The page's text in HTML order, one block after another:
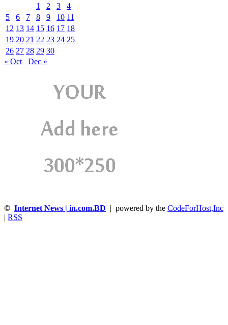
1
2 3
4
5
6 7 8 9 10 11
12 13 14 15 16 17 18
19 20 21 22 23 24 25
26 27 28 29 30
« Oct
Dec »
© Internet News | in.com.BD | powered by the CodeForHost,Inc
RSS